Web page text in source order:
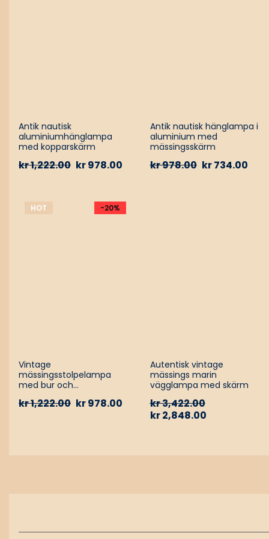
Antik nautisk
aluminiumhänglampa
med kopparskärm
kr1,222.00 kr978.00
Antik nautisk hänglampa i
aluminium med
mässingsskärm
kr978.00 kr734.00
HOT -20%
Vintage
mässingsstolpelampa
med bur och
passagevägslampa
kr1,222.00 kr978.00
-17%
Autentisk vintage
mässings marin
vägglampa med skärm
kr3,422.00
kr2,848.00